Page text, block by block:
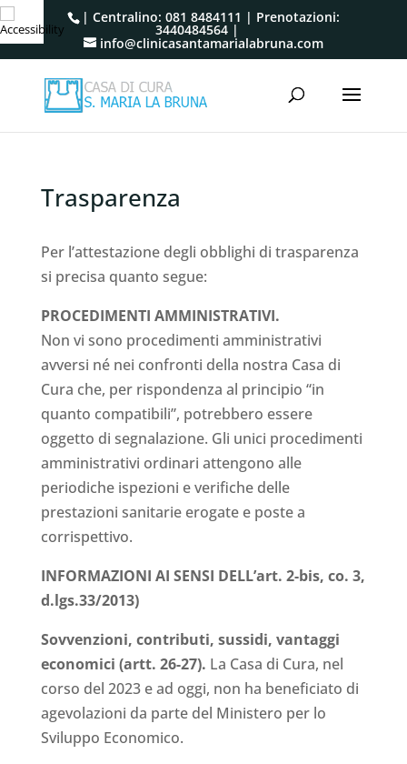
| Centralino: 081 8484111 | Prenotazioni:
3440484564 |
info@clinicasantamarialabruna.com
Trasparenza
Per l’attestazione degli obblighi di trasparenza
si precisa quanto segue:
PROCEDIMENTI AMMINISTRATIVI.
Non vi sono procedimenti amministrativi
avversi né nei confronti della nostra Casa di
Cura che, per rispondenza al principio “in
quanto compatibili”, potrebbero essere
oggetto di segnalazione. Gli unici procedimenti
amministrativi ordinari attengono alle
periodiche ispezioni e verifiche delle
prestazioni sanitarie erogate e poste a
corrispettivo.
INFORMAZIONI AI SENSI DELL’art. 2-bis, co. 3,
d.lgs.33/2013)
Sovvenzioni, contributi, sussidi, vantaggi
economici (artt. 26-27). La Casa di Cura, nel
corso del 2023 e ad oggi, non ha beneficiato di
agevolazioni da parte del Ministero per lo
Sviluppo Economico.